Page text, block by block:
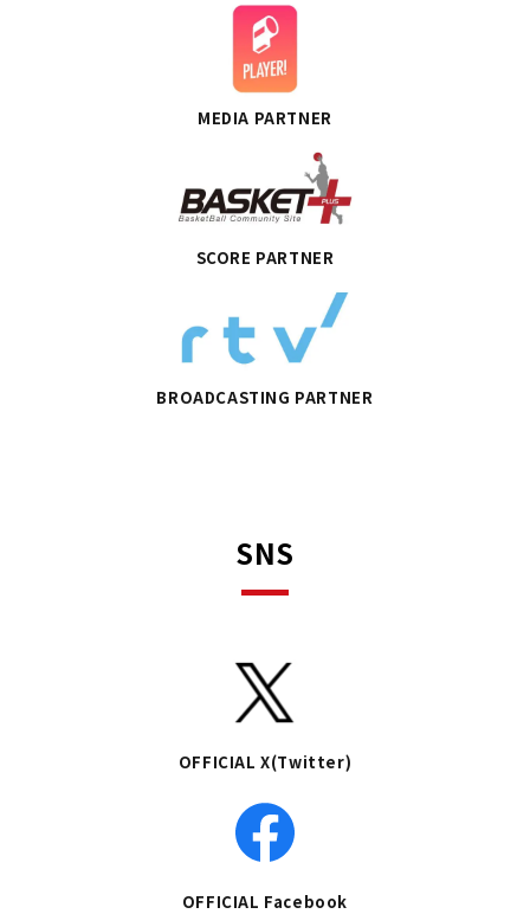
MEDIA PARTNER
SCORE PARTNER
BROADCASTING PARTNER
SNS
OFFICIAL X(Twitter)
OFFICIAL Facebook